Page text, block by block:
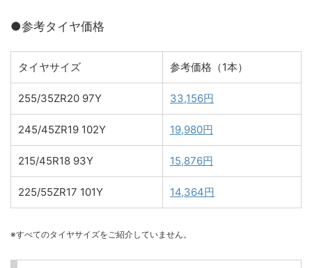
●参考タイヤ価格
タイヤサイズ 参考価格（1本）
255/35ZR20 97Y 33,156円
245/45ZR19 102Y 19,980円
215/45R18 93Y 15,876円
225/55ZR17 101Y 14,364円
※すべてのタイヤサイズをご紹介していません。